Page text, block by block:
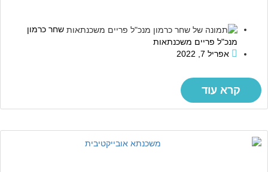
שחר כרמון
מנכ"ל פריים משכנתאות
אפריל 7, 2022
קרא עוד